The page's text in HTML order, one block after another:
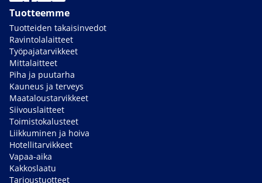
Tuotteemme
Tuotteiden takaisinvedot
Ravintolalaitteet
Työpajatarvikkeet
Mittalaitteet
Piha ja puutarha
Kauneus ja terveys
Maataloustarvikkeet
Siivouslaitteet
Toimistokalusteet
Liikkuminen ja hoiva
Hotellitarvikkeet
Vapaa-aika
Kakkoslaatu
Tarjoustuotteet